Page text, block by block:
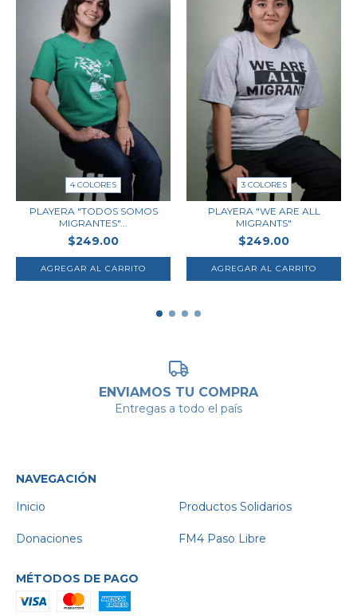
4 COLORES
PLAYERA "TODOS SOMOS
MIGRANTES"...
$249.00
AGREGAR AL CARRITO
3 COLORES
PLAYERA "WE ARE ALL
MIGRANTS"
$249.00
AGREGAR AL CARRITO
ENVIAMOS TU COMPRA
Entregas a todo el país
NAVEGACIÓN
Inicio
Productos Solidarios
Donaciones FM4 Paso Libre
MÉTODOS DE PAGO